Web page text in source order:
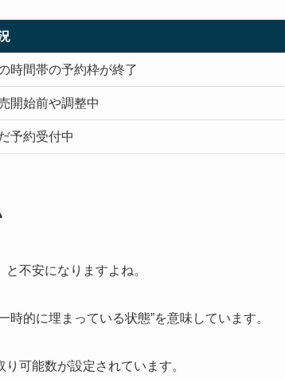
時間帯の予約枠が終了
開始前や調整中
予約受付中
不安になりますよね。
的に埋まっている状態”を意味しています。
可能数が設定されています。